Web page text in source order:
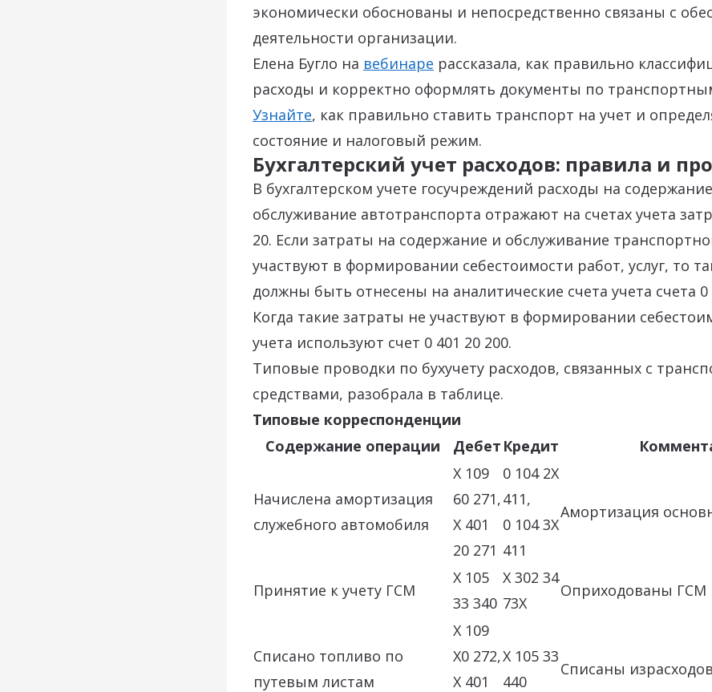
экономически обоснованы и непосредственно связаны с
деятельности организации.
Елена Бугло на вебинаре рассказала, как правильно
расходы и корректно оформлять документы по
Узнайте, как правильно ставить транспорт на учет и
состояние и налоговый режим.
Бухгалтерский учет расходов: правила и
В бухгалтерском учете госучреждений расходы на
обслуживание автотранспорта отражают на счетах учета
20. Если затраты на содержание и обслуживание
участвуют в формировании себестоимости работ, услуг, то
должны быть отнесены на аналитические счета учета счета 0
Когда такие затраты не участвуют в формировании
учета используют счет 0 401 20 200.
Типовые проводки по бухучету расходов, связанных с
средствами, разобрала в таблице.
Типовые корреспонденции
Содержание операции
Дебет Кредит
Начислена амортизация
служебного автомобиля
X 109
60 271,
X 401
20 271
0 104 2X
411,
0 104 3X
411
Амортизация
Принятие к учету ГСМ
X 105
33 340
X 302 34
73X
Оприходованы ГСМ
Списано топливо по
путевым листам
X 109
X0 272,
X 401
X 105 33
440
Списаны